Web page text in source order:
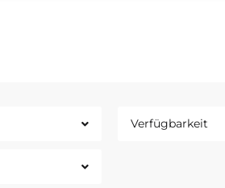
Verfügbarkeit